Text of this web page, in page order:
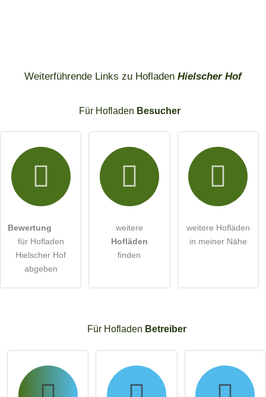
Weiterführende Links zu Hofladen Hielscher Hof
Für Hofladen Besucher
Bewertung
für Hofladen
Hielscher Hof
abgeben
weitere
Hofläden
finden
weitere Hofläden
in meiner Nähe
Für Hofladen Betreiber